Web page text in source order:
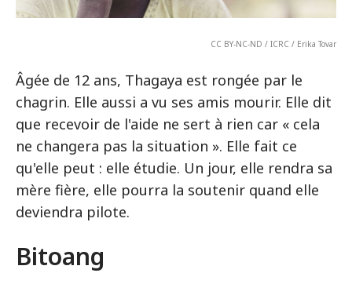
CC BY-NC-ND / ICRC / Erika Tovar
Âgée de 12 ans, Thagaya est rongée par le
chagrin. Elle aussi a vu ses amis mourir. Elle dit
que recevoir de l'aide ne sert à rien car « cela
ne changera pas la situation ». Elle fait ce
qu'elle peut : elle étudie. Un jour, elle rendra sa
mère fière, elle pourra la soutenir quand elle
deviendra pilote.
Bitoang